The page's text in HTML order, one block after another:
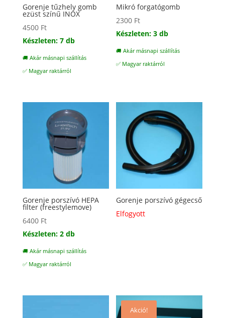
Gorenje tűzhely gomb
ezüst színű INOX
4500 Ft
Készleten: 7 db
🚚 Akár másnapi szállítás
✅ Magyar raktárról
Mikró forgatógomb
2300 Ft
Készleten: 3 db
🚚 Akár másnapi szállítás
✅ Magyar raktárról
Gorenje porszívó HEPA
filter (freestylemove)
6400 Ft
Készleten: 2 db
🚚 Akár másnapi szállítás
✅ Magyar raktárról
Gorenje porszívó gégecső
Elfogyott
Akció!